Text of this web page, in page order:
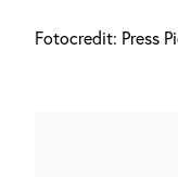
Fotocredit: Press